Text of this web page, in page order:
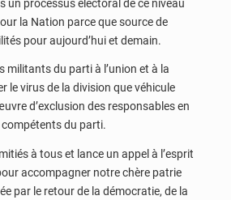
un processus électoral de ce niveau
la Nation parce que source de
pour aujourd’hui et demain.
militants du parti à l’union et à la
le virus de la division que véhicule
d’exclusion des responsables en
du parti.
à tous et lance un appel à l’esprit
accompagner notre chère patrie
par le retour de la démocratie, de la